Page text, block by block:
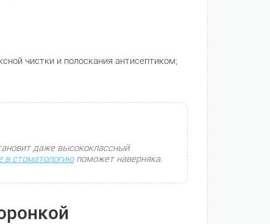
чистки и полоскания антисептиком;
даже высококлассный
в стоматологиюпоможет наверняка.